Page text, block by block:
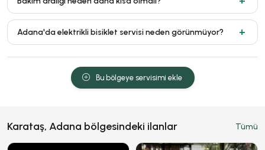
Adana'da elektrikli bisiklet servisi neden görünmüyor?
Bu bölgeye servisimi ekle
Karataş, Adana bölgesindeki ilanlar Tümü